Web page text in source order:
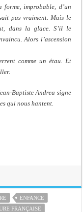
improbable, d’un
pas vraiment. Mais le
dans la glace. S’il le
Alors l’ascension
comme un étau. Et
Baptiste Andrea signe
qui nous hantent.
ENFANCE
FRANÇAISE